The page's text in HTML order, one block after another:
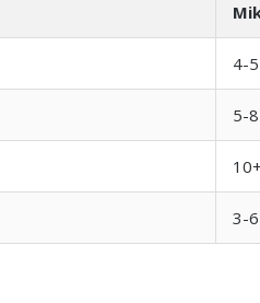
4-
5-
3-